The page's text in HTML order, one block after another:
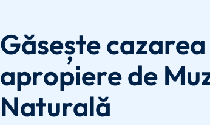
Găsește
apropiere de
Naturală